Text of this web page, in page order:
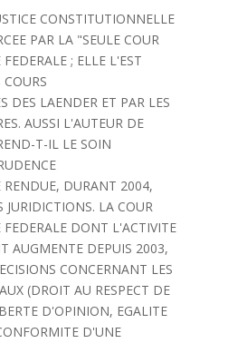
CONSTITUTIONNELLE
PAR LA "SEULE COUR
; ELLE L'EST
DES LAENDER ET PAR LES
AUSSI L'AUTEUR DE
T-IL LE SOIN
DURANT 2004,
JURIDICTIONS. LA COUR
DONT L'ACTIVITE
AUGMENTE DEPUIS 2003,
CONCERNANT LES
(DROIT AU RESPECT DE
D'OPINION, EGALITE
D'UNE